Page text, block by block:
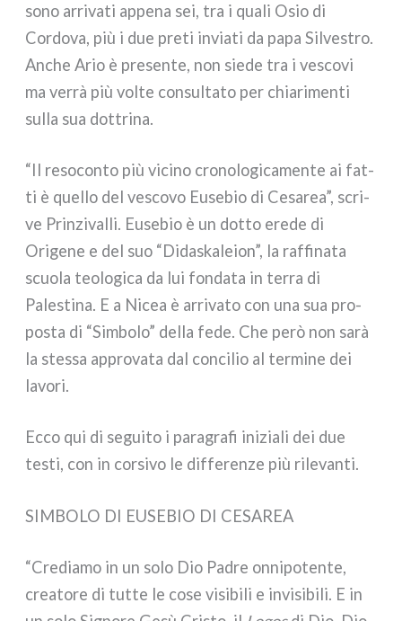
sono arri­va­ti appe­na sei, tra i qua­li Osio di
Cordova, più i due pre­ti invia­ti da papa Silvestro.
Anche Ario è pre­sen­te, non sie­de tra i vesco­vi
ma ver­rà più vol­te con­sul­ta­to per chia­ri­men­ti
sul­la sua dot­tri­na.
“Il reso­con­to più vici­no cro­no­lo­gi­ca­men­te ai fat­
ti è quel­lo del vesco­vo Eusebio di Cesarea”, scri­
ve Prinzivalli. Eusebio è un dot­to ere­de di
Origene e del suo “Didaskaleion”, la raf­fi­na­ta
scuo­la teo­lo­gi­ca da lui fon­da­ta in ter­ra di
Palestina. E a Nicea è arri­va­to con una sua pro­
po­sta di “Simbolo” del­la fede. Che però non sarà
la stes­sa appro­va­ta dal con­ci­lio al ter­mi­ne dei
lavo­ri.
Ecco qui di segui­to i para­gra­fi ini­zia­li dei due
testi, con in cor­si­vo le dif­fe­ren­ze più rile­van­ti.
SIMBOLO DI EUSEBIO DI CESAREA
“Crediamo in un solo Dio Padre onni­po­ten­te,
crea­to­re di tut­te le cose visi­bi­li e invi­si­bi­li. E in